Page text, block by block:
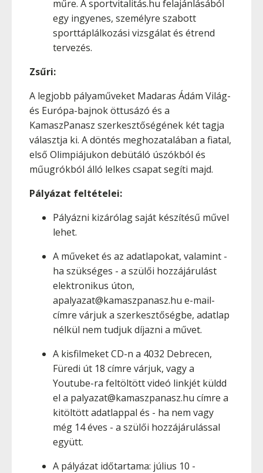
műre. A sportvitalitás.hu felajánlásából
egy ingyenes, személyre szabott
sporttáplálkozási vizsgálat és étrend
tervezés.
Zsűri:
A legjobb pályaműveket Madaras Ádám Világ-
és Európa-bajnok öttusázó és a
KamaszPanasz szerkesztőségének két tagja
választja ki. A döntés meghozatalában a fiatal,
első Olimpiájukon debütáló úszókból és
műugrókból álló lelkes csapat segíti majd.
Pályázat feltételei:
Pályázni kizárólag saját készítésű művel
lehet.
A műveket és az adatlapokat, valamint -
ha szükséges - a szülői hozzájárulást
elektronikus úton,
apalyazat@kamaszpanasz.hu e-mail-
címre várjuk a szerkesztőségbe, adatlap
nélkül nem tudjuk díjazni a művet.
A kisfilmeket CD-n a 4032 Debrecen,
Füredi út 18 címre várjuk, vagy a
Youtube-ra feltöltött videó linkjét küldd
el a palyazat@kamaszpanasz.hu címre a
kitöltött adatlappal és - ha nem vagy
még 14 éves - a szülői hozzájárulással
együtt.
A pályázat időtartama: július 10 -